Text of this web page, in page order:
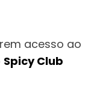
acesso ao
Spicy Club